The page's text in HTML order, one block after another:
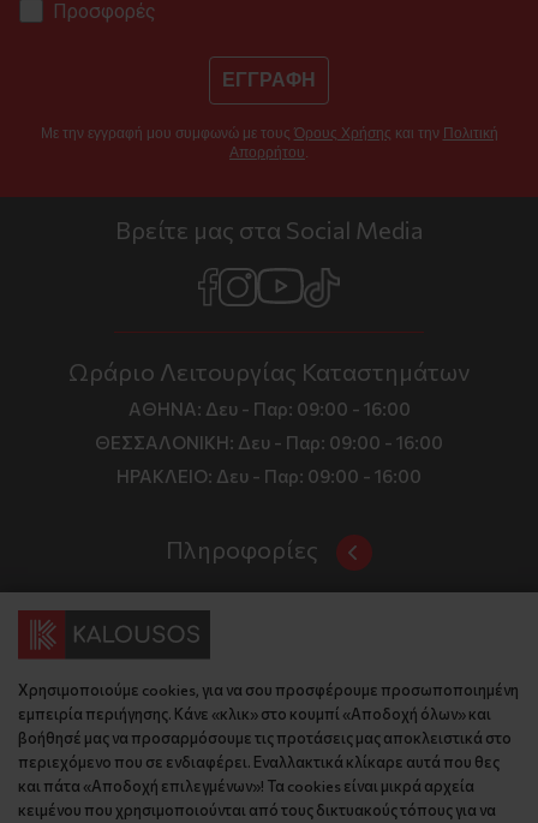
Προσφορές
ΕΓΓΡΑΦΗ
Με την εγγραφή μου συμφωνώ με τους Όρους Χρήσης και την Πολιτική
Απορρήτου
Βρείτε μας στα Social Media
Ωράριο Λειτουργίας Καταστημάτων
ΑΘΗΝΑ: Δευ - Παρ: 09:00 - 16:00
ΘΕΣΣΑΛΟΝΙΚΗ: Δευ - Παρ: 09:00 - 16:00
ΗΡΑΚΛΕΙΟ: Δευ - Παρ: 09:00 - 16:00
Πληροφορίες
Όροι και Προϋποθέσεις
Τιμές, Τρόποι Αποστολής και Πληρωμής
Πολιτική Απορρήτου
Κώδικας Δεοντολογίας
Εταιρικό Προφίλ
KLoop - Loyalty Program
Become a Brand Ambassador
Επικοινωνία
Διεύθυνση
Έδρα: Γράμμου 29, 18345 , Μοσχάτο Αττική
Θεσ/νίκη: Λυσάνδρου 8, 54642, Θεσσαλονίκη
Κρήτη: Θερίσου 52, 71305, Ηράκλειο
Βρείτε μας στον χάρτη
Τηλέφωνο:
Χρησιμοποιούμε cookies, για να σου προσφέρουμε προσωποποιημένη
εμπειρία περιήγησης. Κάνε «κλικ» στο κουμπί «Αποδοχή όλων» και
βοήθησέ μας να προσαρμόσουμε τις προτάσεις μας αποκλειστικά στο
περιεχόμενο που σε ενδιαφέρει. Εναλλακτικά κλίκαρε αυτά που θες
και πάτα «Αποδοχή επιλεγμένων»! Τα cookies είναι μικρά αρχεία
κειμένου που χρησιμοποιούνται από τους δικτυακούς τόπους για να